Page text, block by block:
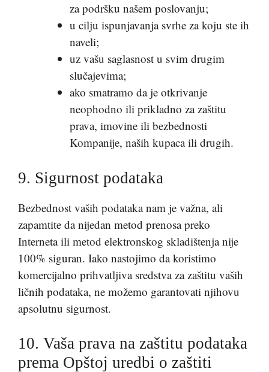
za podršku našem poslovanju;
u cilju ispunjavanja svrhe za koju ste ih
naveli;
uz vašu saglasnost u svim drugim
slučajevima;
ako smatramo da je otkrivanje
neophodno ili prikladno za zaštitu
prava, imovine ili bezbednosti
Kompanije, naših kupaca ili drugih.
9. Sigurnost podataka
Bezbednost vaših podataka nam je važna, ali
zapamtite da nijedan metod prenosa preko
Interneta ili metod elektronskog skladištenja nije
100% siguran. Iako nastojimo da koristimo
komercijalno prihvatljiva sredstva za zaštitu vaših
ličnih podataka, ne možemo garantovati njihovu
apsolutnu sigurnost.
10. Vaša prava na zaštitu podataka
prema Opštoj uredbi o zaštiti